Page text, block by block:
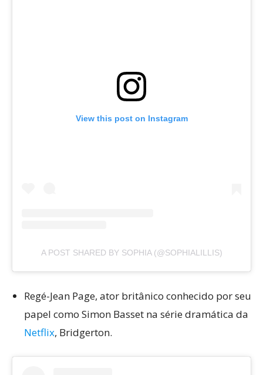
View this post on Instagram
A POST SHARED BY SOPHIA (@SOPHIALILLIS)
Regé-Jean Page, ator britânico conhecido por seu
papel como Simon Basset na série dramática da
Netflix, Bridgerton.